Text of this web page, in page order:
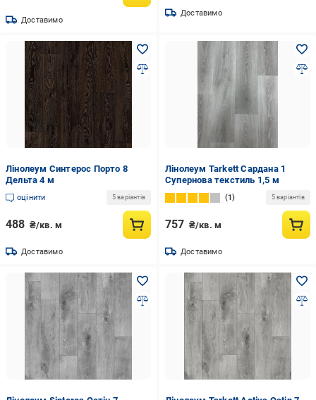
Доставимо
Доставимо
Лінолеум Синтерос Порто 8
Дельта 4 м
оцінити 5 варіантів
488 ₴/кв. м
Доставимо
Лінолеум Tarkett Сардана 1
Супернова текстиль 1,5 м
1 5 варіантів
757 ₴/кв. м
Доставимо